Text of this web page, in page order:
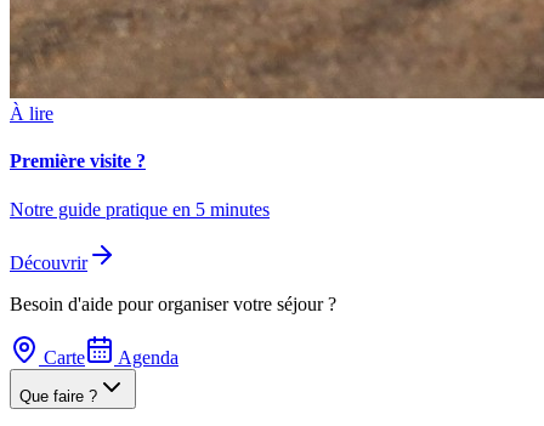
À lire
Première visite ?
Notre guide pratique en 5 minutes
Découvrir
Besoin d'aide pour organiser votre séjour ?
Carte Agenda
Que faire ?